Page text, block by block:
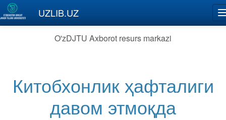
Skip to main content
UZLIB.UZ
O'zDJTU Axborot resurs markazi
Китобхонлик ҳафталиги
давом этмоқда